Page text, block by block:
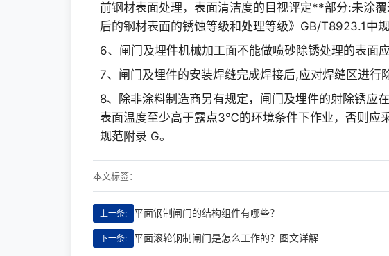
前钢材表面处理，表面清洁度的目视评定**部分:未涂
后的钢材表面的锈蚀等级和处理等级》GB/T8923.1中规
6、闸门及埋件机械加工面不能做喷砂除锈处理的表面应
7、闸门及埋件的安装焊缝完成焊接后,应对焊缝区进行
8、除非涂料制造商另有规定，闸门及埋件的射除锈应
表面温度至少高于露点3℃的环境条件下作业，否则应
规范附录 G。
本文标签：
上一条: 平面钢制闸门的结构组件有哪些？
下一条: 平面滚轮钢制闸门是怎么工作的？图文详解